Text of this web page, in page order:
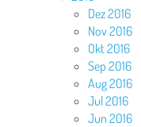
Dez 2016
Nov 2016
Okt 2016
Sep 2016
Aug 2016
Jul 2016
Jun 2016